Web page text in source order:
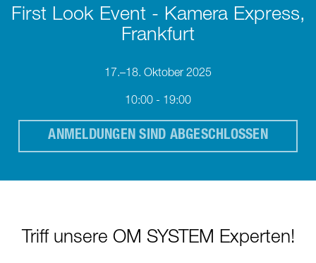
First Look Event - Kamera Express,
Frankfurt
17.–18. Oktober 2025
10:00 - 19:00
ANMELDUNGEN SIND ABGESCHLOSSEN
Triff unsere OM SYSTEM Experten!